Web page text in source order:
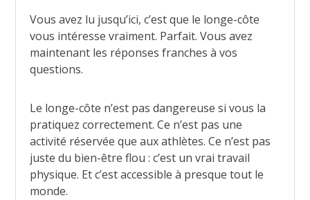
Vous avez lu jusqu’ici, c’est que le longe-côte
vous intéresse vraiment. Parfait. Vous avez
maintenant les réponses franches à vos
questions.
Le longe-côte n’est pas dangereuse si vous la
pratiquez correctement. Ce n’est pas une
activité réservée que aux athlètes. Ce n’est pas
juste du bien-être flou : c’est un vrai travail
physique. Et c’est accessible à presque tout le
monde.